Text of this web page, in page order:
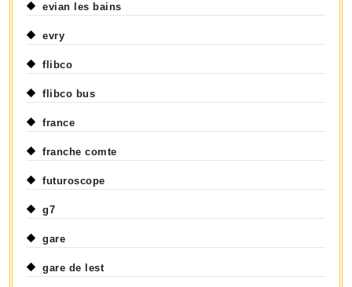
evian les bains
evry
flibco
flibco bus
france
franche comte
futuroscope
g7
gare
gare de lest